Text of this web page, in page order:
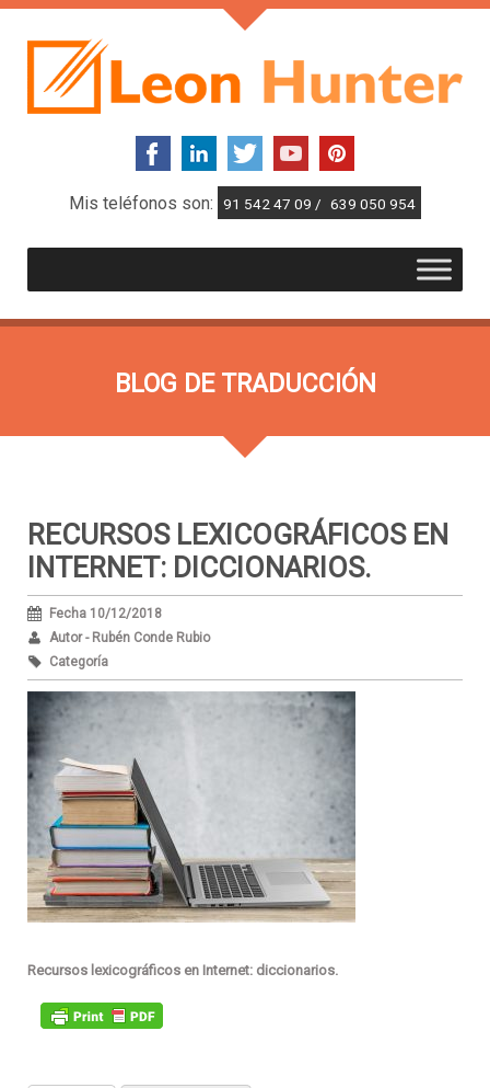
Mis teléfonos son: 91 542 47 09 / 639 050 954
BLOG DE TRADUCCIÓN
RECURSOS LEXICOGRÁFICOS EN
INTERNET: DICCIONARIOS.
Fecha 10/12/2018
Autor - Rubén Conde Rubio
Categoría
Recursos lexicográficos en Internet: diccionarios.